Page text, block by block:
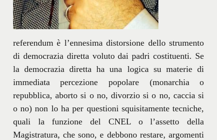
referendum è l’ennesima distorsione dello strumento
di democrazia diretta voluto dai padri costituenti. Se
la democrazia diretta ha una logica su materie di
immediata percezione popolare (monarchia o
repubblica, aborto si o no, divorzio si o no, caccia si
o no) non lo ha per questioni squisitamente tecniche,
quali la funzione del CNEL o l’assetto della
Magistratura, che sono, e debbono restare, argomenti